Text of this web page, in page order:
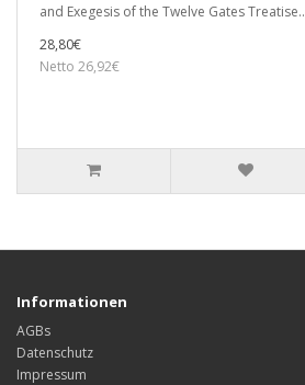
and Exegesis of the Twelve Gates Treatise..
28,80€
Netto 26,92€
Informationen
AGBs
Datenschutz
Impressum